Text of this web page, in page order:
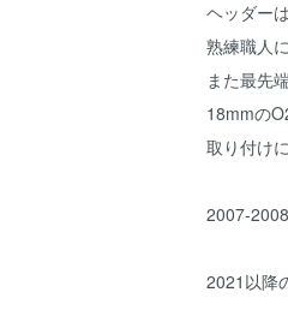
ヘッダー
熟練職人
また最先
18mmの
取り付け
2007-
2021以降